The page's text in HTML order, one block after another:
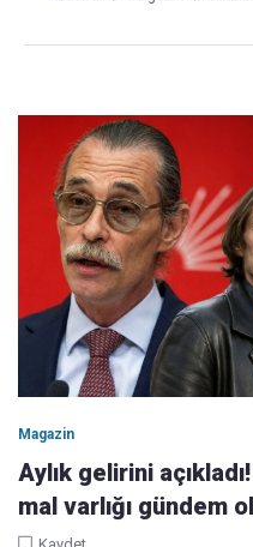
Magazin
Aylık gelirini
mal varlığı gündem